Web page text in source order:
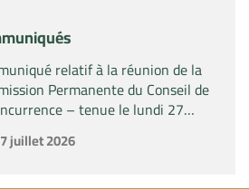
relatif à la réunion de la
Permanente du Conseil de
– tenue le lundi 27
juillet 2026